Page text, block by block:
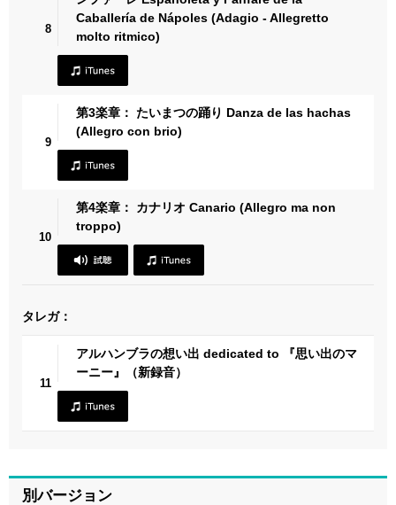
8
Caballería de Nápoles (Adagio - Allegretto
molto ritmico)
9
第3楽章： たいまつの踊り Danza de las hachas
(Allegro con brio)
10
第4楽章： カナリオ Canario (Allegro ma non
troppo)
タレガ：
11
アルハンブラの想い出 dedicated to 『思い出のマ
ーニー』（新録音）
別バージョン